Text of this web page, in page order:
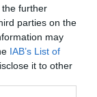
further
parties on the
may
IAB’s List of
it to other